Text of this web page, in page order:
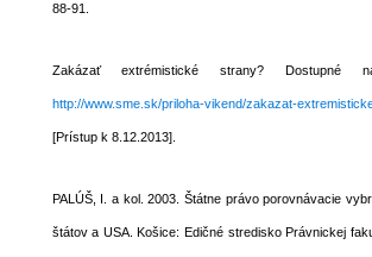
88-91.
Zakázať extrémistické strany? Dostupné
http://www.sme.sk/priloha-vikend/zakazat-
[Prístup k
PALÚŠ, I. a kol. 2003. Štátne právo porovnávacie
štátov a USA. Košice: Edičné stredisko Právnickej